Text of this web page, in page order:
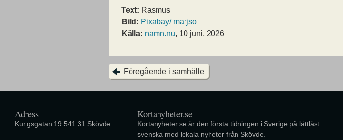
Text: Rasmus
Bild: Pixabay/ marjso
Källa: namn.nu, 10 juni, 2026
Föregående i samhälle
Adress
Kungsgatan 19 541 31 Skövde
Kortanyheter.se
Kortanyheter.se är den första tidningen i Sverige på lättläst
svenska med lokala nyheter från Skövde.